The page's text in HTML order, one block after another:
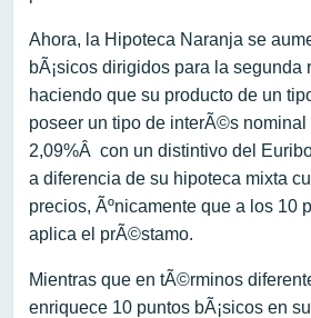
Ahora, la Hipoteca Naranja se
bÃ¡sicos dirigidos para la segunda
haciendo que su producto de un
poseer un tipo de interÃ©s nominal
2,09%Â con un distintivo del
a diferencia de su hipoteca mixta
precios, Ãºnicamente que a los 10
aplica el prÃ©stamo.
Mientras que en tÃ©rminos
enriquece 10 puntos bÃ¡sicos en